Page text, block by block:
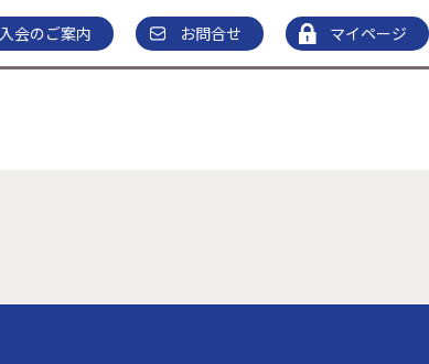
入会のご案内 お問合せ マイページ